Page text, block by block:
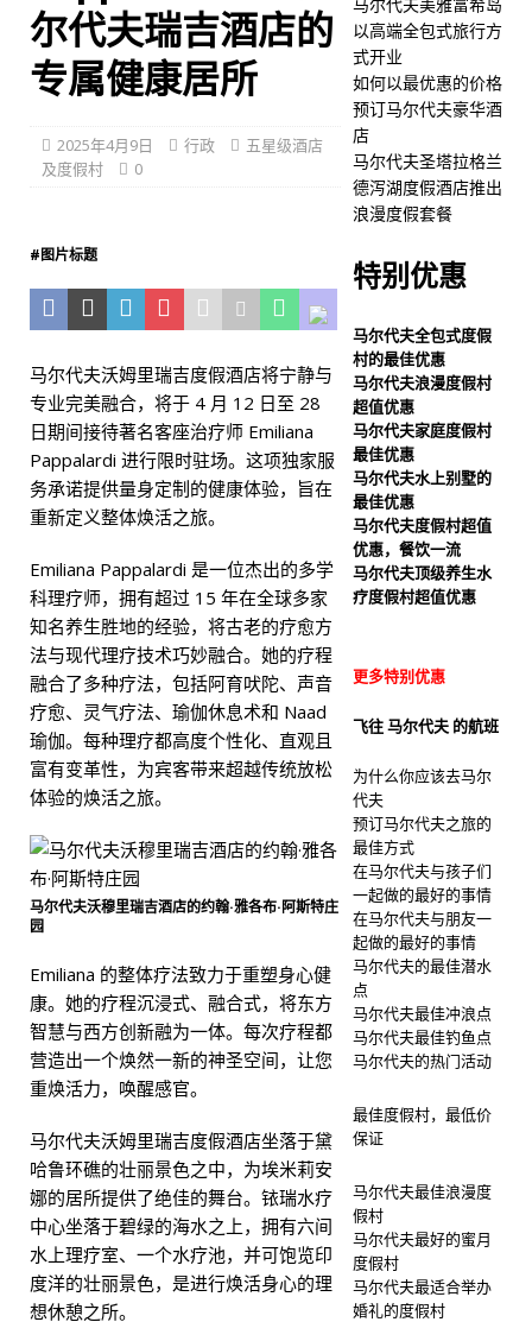
五星级酒店及度假村
[ 2026 年 4 月 30 日 ]
式旅行方式开业
五星级
夫豪华酒店
旅游新闻
代夫圣塔拉格兰德泻湖度假
酒店推出浪漫度假套餐
五星级酒店及度假村
尔代夫瑞吉酒店的
专属健康居所
2025年4月9日 行政
五星级酒店
及度假村
0
#图片标题
马尔代夫沃姆里瑞吉度假酒店将宁静与
专业完美融合，将于 4 月 12 日至 28
日期间接待著名客座治疗师 Emiliana
Pappalardi 进行限时驻场。这项独家服
务承诺提供量身定制的健康体验，旨在
重新定义整体焕活之旅。
Emiliana Pappalardi 是一位杰出的多学
科理疗师，拥有超过 15 年在全球多家
知名养生胜地的经验，将古老的疗愈方
法与现代理疗技术巧妙融合。她的疗程
融合了多种疗法，包括阿育吠陀、声音
疗愈、灵气疗法、瑜伽休息术和 Naad
瑜伽。每种理疗都高度个性化、直观且
富有变革性，为宾客带来超越传统放松
体验的焕活之旅。
马尔代夫沃穆里瑞吉酒店的约翰·雅各布·阿斯特庄
园
Emiliana 的整体疗法致力于重塑身心健
康。她的疗程沉浸式、融合式，将东方
智慧与西方创新融为一体。每次疗程都
营造出一个焕然一新的神圣空间，让您
重焕活力，唤醒感官。
马尔代夫沃姆里瑞吉度假酒店坐落于黛
哈鲁环礁的壮丽景色之中，为埃米莉安
娜的居所提供了绝佳的舞台。铱瑞水疗
中心坐落于碧绿的海水之上，拥有六间
水上理疗室、一个水疗池，并可饱览印
度洋的壮丽景色，是进行焕活身心的理
想休憩之所。
以高端全包式旅行方
式开业
如何以最优惠的价格
预订马尔代夫豪华酒
店
马尔代夫圣塔拉格兰
德泻湖度假酒店推出
浪漫度假套餐
特别优惠
马尔代夫全包式度假
村的最佳优惠
马尔代夫浪漫度假村
超值优惠
马尔代夫家庭度假村
最佳优惠
马尔代夫水上别墅的
最佳优惠
马尔代夫度假村超值
优惠，餐饮一流
马尔代夫顶级养生水
疗度假村超值优惠
更多特别优惠
飞往 马尔代夫 的航班
为什么你应该去马尔
代夫
预订马尔代夫之旅的
最佳方式
在马尔代夫与孩子们
一起做的最好的事情
在马尔代夫与朋友一
起做的最好的事情
马尔代夫的最佳潜水
点
马尔代夫最佳冲浪点
马尔代夫最佳钓鱼点
马尔代夫的热门活动
最佳度假村，最低价
保证
马尔代夫最佳浪漫度
假村
马尔代夫最好的蜜月
度假村
马尔代夫最适合举办
婚礼的度假村